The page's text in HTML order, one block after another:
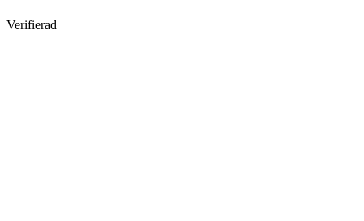
Verifierad